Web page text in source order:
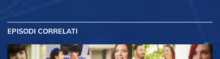
EPISODI CORRELATI